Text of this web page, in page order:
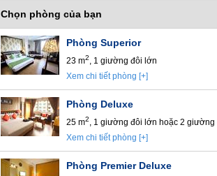
Chọn phòng của bạn
Phòng Superior
23 m2, 1 giường đôi lớn
Xem chi tiết phòng [+]
Phòng Deluxe
25 m2, 1 giường đôi lớn hoặc 2 giường
Xem chi tiết phòng [+]
Phòng Premier Deluxe